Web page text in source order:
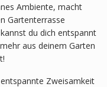
Ambiente, macht
Gartenterrasse
du dich entspannt
aus deinem Garten
Zweisamkeit